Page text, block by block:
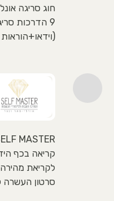
חוג סריגה
9 הדרכות
MASTER
לקריאת
סרטון העשרה